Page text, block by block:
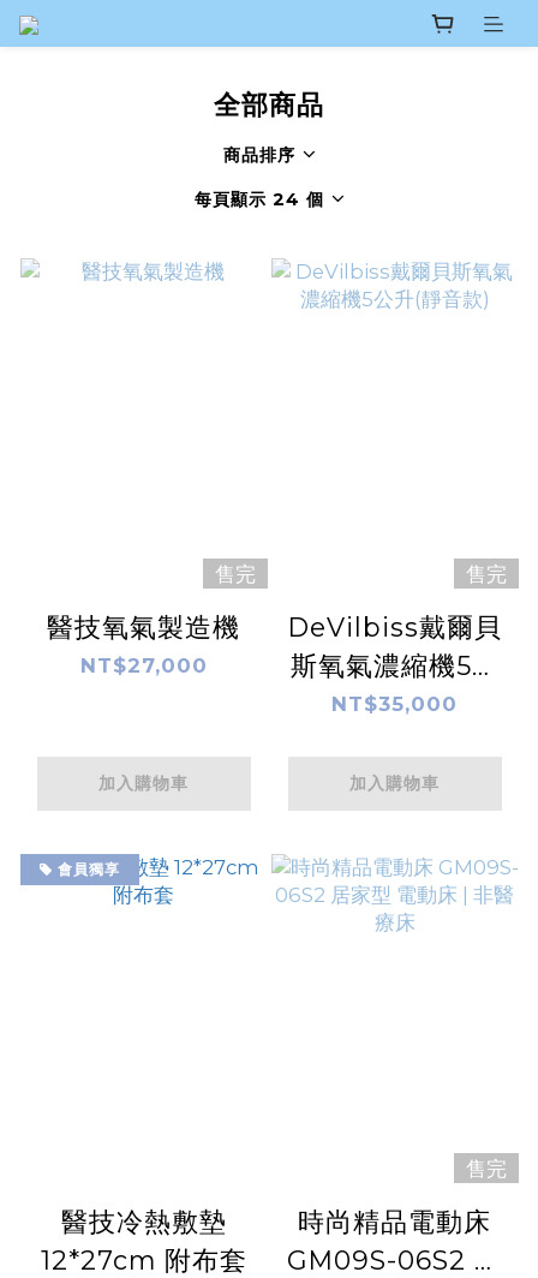
全部商品
商品排序
每頁顯示 24 個
售完
醫技氧氣製造機
NT$27,000
加入購物車
售完
DeVilbiss戴爾貝
斯氧氣濃縮機5公
升(靜音款)
NT$35,000
加入購物車
會員獨享
醫技冷熱敷墊
12*27cm 附布套
售完
時尚精品電動床
GM09S-06S2 居